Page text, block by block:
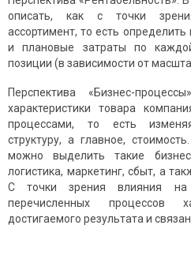
описать, как с точки
ассортимент, то есть
и плановые затраты по
позиции (в зависимости от
Перспектива «Бизнес-
характеристики товара
процессами, то есть
структуру, а главное,
можно выделить такие
логистика, маркетинг, сбыт, а
С точки зрения влияния на
перечисленных процессов
достигаемого результата и